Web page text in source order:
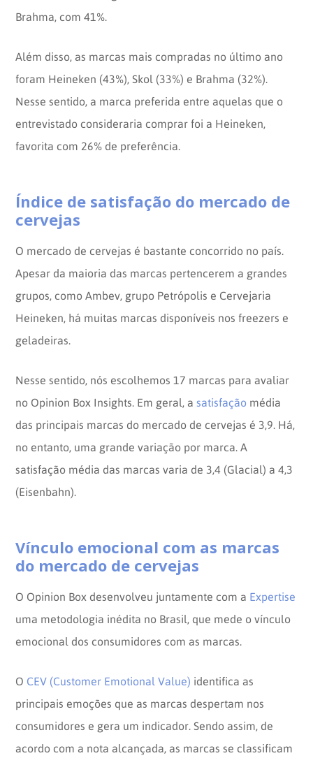
Brahma, com 41%.
Além disso, as marcas mais compradas no último ano
foram Heineken (43%), Skol (33%) e Brahma (32%).
Nesse sentido, a marca preferida entre aquelas que o
entrevistado consideraria comprar foi a Heineken,
favorita com 26% de preferência.
Índice de satisfação do mercado de
cervejas
O mercado de cervejas é bastante concorrido no país.
Apesar da maioria das marcas pertencerem a grandes
grupos, como Ambev, grupo Petrópolis e Cervejaria
Heineken, há muitas marcas disponíveis nos freezers e
geladeiras.
Nesse sentido, nós escolhemos 17 marcas para avaliar
no Opinion Box Insights. Em geral, a satisfação média
das principais marcas do mercado de cervejas é 3,9. Há,
no entanto, uma grande variação por marca. A
satisfação média das marcas varia de 3,4 (Glacial) a 4,3
(Eisenbahn).
Vínculo emocional com as marcas
do mercado de cervejas
O Opinion Box desenvolveu juntamente com a Expertise
uma metodologia inédita no Brasil, que mede o vínculo
emocional dos consumidores com as marcas.
O CEV (Customer Emotional Value) identifica as
principais emoções que as marcas despertam nos
consumidores e gera um indicador. Sendo assim, de
acordo com a nota alcançada, as marcas se classificam